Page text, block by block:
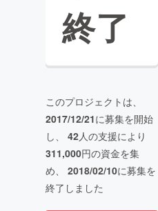
終了
このプロジェクトは、
2017/12/21に募集を開始
し、 42人の支援により
311,000円の資金を集
め、 2018/02/10に募集を
終了しました